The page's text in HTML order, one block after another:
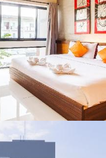
คอนเสิร์ตจากศิลปิน
ชื่อดังตลอด 5 วัน